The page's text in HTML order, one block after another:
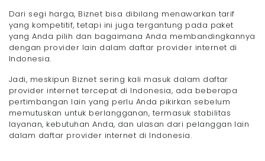
Dari segi harga, Biznet bisa dibilang menawarkan tarif
yang kompetitif, tetapi ini juga tergantung pada paket
yang Anda pilih dan bagaimana Anda membandingkannya
dengan provider lain dalam daftar provider internet di
Indonesia.
Jadi, meskipun Biznet sering kali masuk dalam daftar
provider internet tercepat di Indonesia, ada beberapa
pertimbangan lain yang perlu Anda pikirkan sebelum
memutuskan untuk berlangganan, termasuk stabilitas
layanan, kebutuhan Anda, dan ulasan dari pelanggan lain
dalam daftar provider internet di Indonesia.